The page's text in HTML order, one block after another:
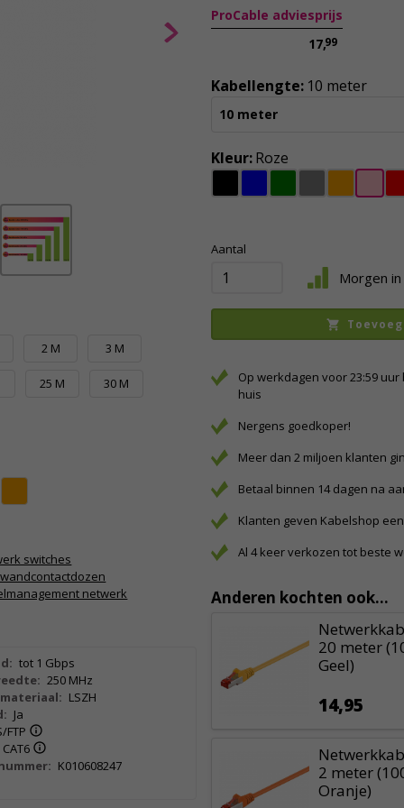
2 M 3 M
25 M 30 M
switches
wandcontactdozen
netwerk
tot 1 Gbps
250 MHz
LSZH
Ja
FTP
CAT6
K010608247
ProCable adviesprijs
17,99
Kabellengte: 10 meter
10 meter
Kleur:Roze
Aantal
Morgen in
Op werkdagen voor 23:59
huis
Nergens goedkoper!
Meer dan 2 miljoen klanten
Betaal binnen 14 dagen na
Klanten geven Kabelshop
Al 4 keer verkozen tot beste
Anderen kochten ook...
20 meter
Geel)
14,95
2 meter
Oranje)